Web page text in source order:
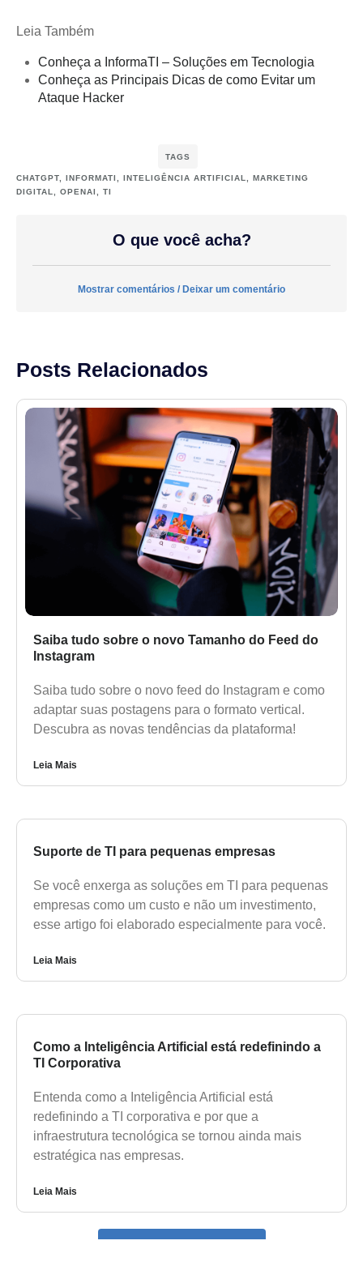
Leia Também
Conheça a InformaTI – Soluções em Tecnologia
Conheça as Principais Dicas de como Evitar um
Ataque Hacker
TAGS
CHATGPT INFORMATI INTELIGÊNCIA ARTIFICIAL
MARKETING
DIGITAL
OPENAI TI
O que você acha?
Mostrar comentários / Deixar um comentário
Posts Relacionados
Saiba tudo sobre o novo Tamanho do Feed do
Instagram
Saiba tudo sobre o novo feed do Instagram e como
adaptar suas postagens para o formato vertical.
Descubra as novas tendências da plataforma!
Leia Mais
Suporte de TI para pequenas empresas
Se você enxerga as soluções em TI para pequenas
empresas como um custo e não um investimento,
esse artigo foi elaborado especialmente para você.
Leia Mais
Como a Inteligência Artificial está redefinindo a
TI Corporativa
Entenda como a Inteligência Artificial está
redefinindo a TI corporativa e por que a
infraestrutura tecnológica se tornou ainda mais
estratégica nas empresas.
Leia Mais